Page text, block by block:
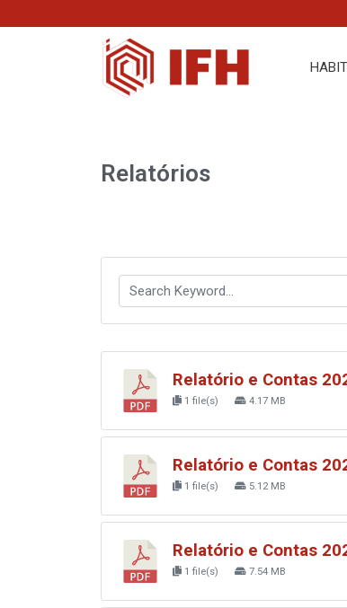
to
Relatórios
Relatório e Contas
1 file(s) 4.17 MB
Relatório e Contas
1 file(s) 5.12 MB
Relatório e Contas
1 file(s) 7.54 MB